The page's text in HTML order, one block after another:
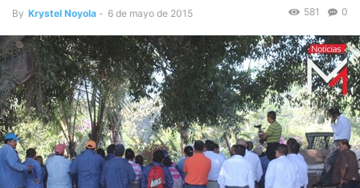
By Krystel Noyola - 6 de mayo de 2015 0
581